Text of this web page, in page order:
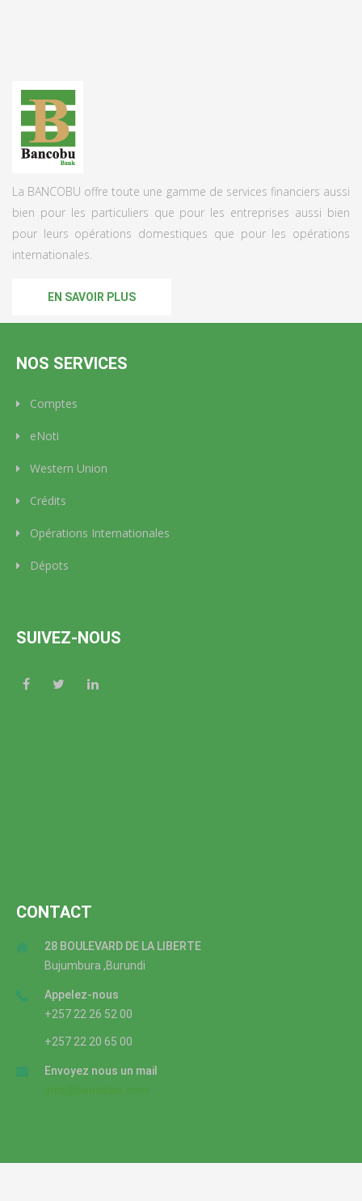
La BANCOBU offre toute une gamme de services financiers aussi
bien pour les particuliers que pour les entreprises aussi bien
pour leurs opérations domestiques que pour les opérations
internationales.
EN SAVOIR PLUS
NOS SERVICES
Comptes
eNoti
Western Union
Crédits
Opérations Internationales
Dépots
SUIVEZ-NOUS
CONTACT
28 BOULEVARD DE LA LIBERTE
Bujumbura ,Burundi
Appelez-nous
+257 22 26 52 00
+257 22 20 65 00
Envoyez nous un mail